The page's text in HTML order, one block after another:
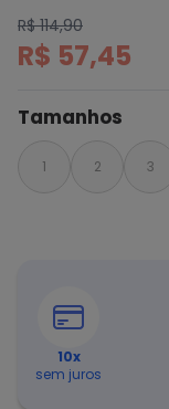
R$ 114,90
R$ 57,45
Tamanhos
1 2 3
10x
sem juros